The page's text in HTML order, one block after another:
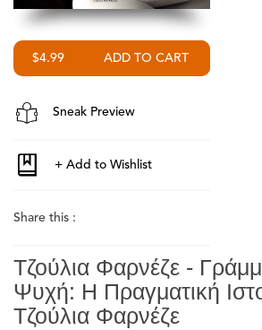
$4.99
Sneak Preview
Share this :
Τζούλια Φαρνέζε -
Ψυχή: Η Πραγματική
Τζούλια Φαρνέζε